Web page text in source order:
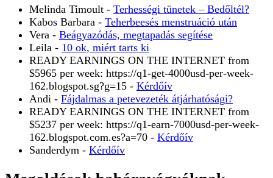
Melinda Timoult - Terhességi tünetek – Bedőltél?
Kabos Barbara - Teherbeesés menstruáció után
Vera - Beágyazódás, megtapadás segítése
Leila - 10 ok, miért tarts ki
READY EARNINGS ON THE INTERNET from
$5965 per week: https://q1-get-4000usd-per-week-
162.blogspot.sg?g=15 - Kérdőív
Andi - Fájdalmas a petevezeték átjárhatósági?
READY EARNINGS ON THE INTERNET from
$5237 per week: https://q1-earn-7000usd-per-week-
162.blogspot.com.es?a=70 - Kérdőív
Sanderdym - Kérdőív